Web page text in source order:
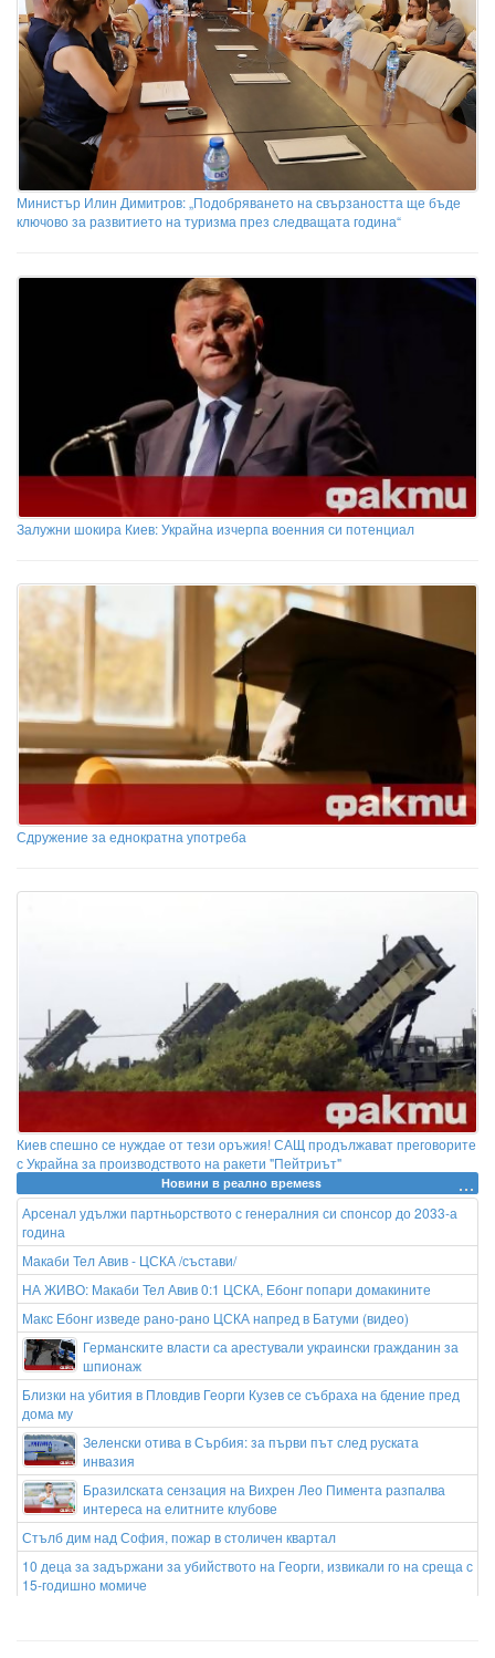
Министър Илин Димитров: „Подобряването на свързаността ще бъде
ключово за развитието на туризма през следващата година“
Залужни шокира Киев: Украйна изчерпа военния си потенциал
Сдружение за еднократна употреба
Киев спешно се нуждае от тези оръжия! САЩ продължават преговорите
с Украйна за производството на ракети "Пейтриът"
Новини в реално времеss
Арсенал удължи партньорството с генералния си спонсор до 2033-а
година
Макаби Тел Авив - ЦСКА /състави/
НА ЖИВО: Макаби Тел Авив 0:1 ЦСКА, Ебонг попари домакините
Макс Ебонг изведе рано-рано ЦСКА напред в Батуми (видео)
Германските власти са арестували украински гражданин за
шпионаж
Близки на убития в Пловдив Георги Кузев се събраха на бдение пред
дома му
Зеленски отива в Сърбия: за първи път след руската
инвазия
Бразилската сензация на Вихрен Лео Пимента разпалва
интереса на елитните клубове
Стълб дим над София, пожар в столичен квартал
10 деца за задържани за убийството на Георги, извикали го на среща с
15-годишно момиче